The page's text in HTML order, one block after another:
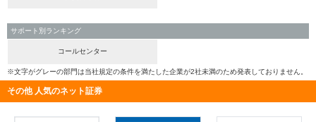
サポート別ランキング
コールセンター
※文字がグレーの部門は当社規定の条件を満たした企業が2社未満のため発表しておりません。
その他 人気のネット証券